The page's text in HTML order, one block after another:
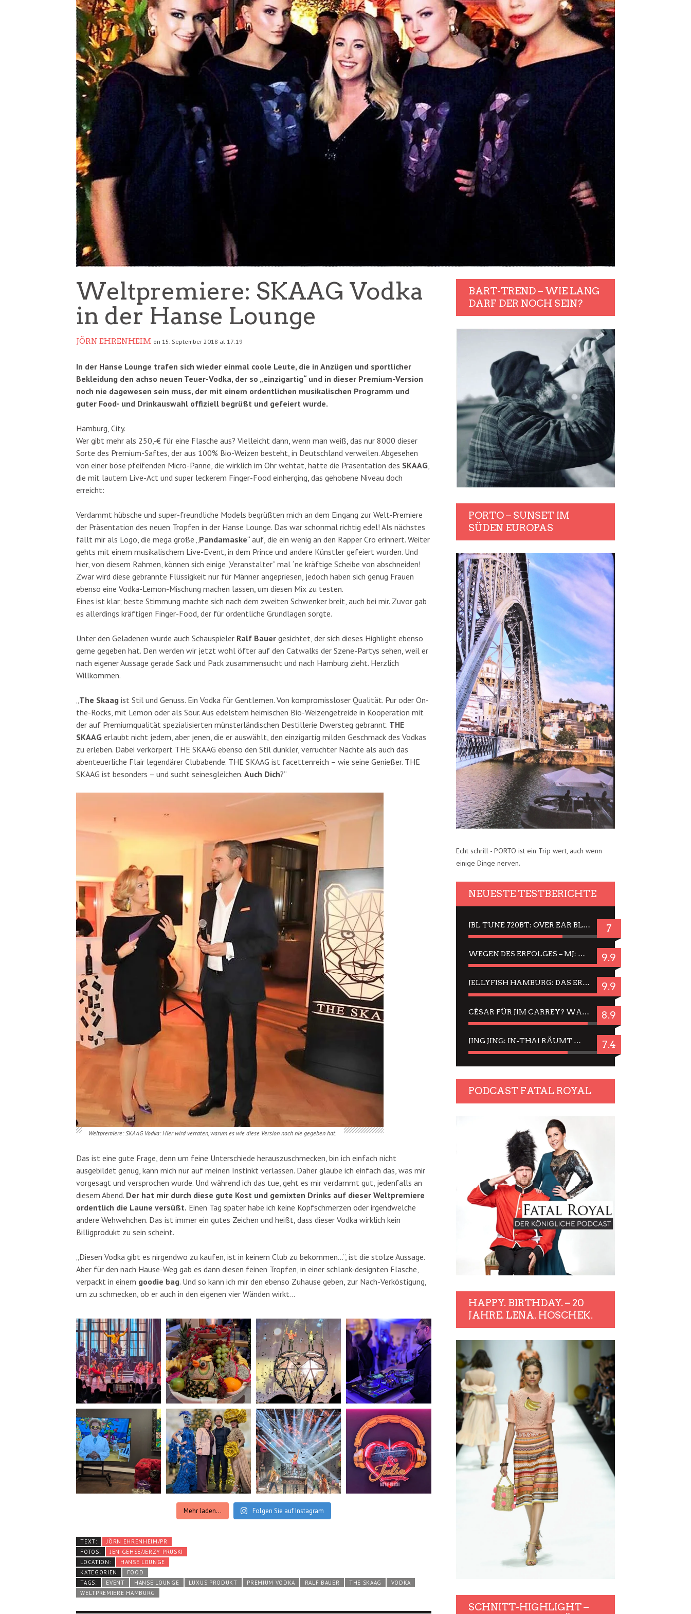
Weltpremiere: SKAAG Vodka
in der Hanse Lounge
JÖRN EHRENHEIM on 15. September 2018 at 17:19
In der Hanse Lounge trafen sich wieder einmal coole Leute, die in Anzügen und sportlicher
Bekleidung den achso neuen Teuer-Vodka, der so „einzigartig“ und in dieser Premium-Version
noch nie dagewesen sein muss, der mit einem ordentlichen musikalischen Programm und
guter Food- und Drinkauswahl offiziell begrüßt und gefeiert wurde.
Hamburg, City.
Wer gibt mehr als 250,-€ für eine Flasche aus? Vielleicht dann, wenn man weiß, das nur 8000 dieser
Sorte des Premium-Saftes, der aus 100% Bio-Weizen besteht, in Deutschland verweilen. Abgesehen
von einer böse pfeifenden Micro-Panne, die wirklich im Ohr wehtat, hatte die Präsentation des SKAAG
die mit lautem Live-Act und super leckerem Finger-Food einherging, das gehobene Niveau doch
erreicht:
Verdammt hübsche und super-freundliche Models begrüßten mich an dem Eingang zur Welt-Premiere
der Präsentation des neuen Tropfen in der Hanse Lounge. Das war schonmal richtig edel! Als nächstes
fällt mir als Logo, die mega große „ Pandamaske“ auf, die ein wenig an den Rapper Cro erinnert. Weiter
gehts mit einem musikalischem Live-Event, in dem Prince und andere Künstler gefeiert wurden. Und
hier, von diesem Rahmen, können sich einige „Veranstalter“ mal ´ne kräftige Scheibe von abschneiden!
Zwar wird diese gebrannte Flüssigkeit nur für Männer angepriesen, jedoch haben sich genug Frauen
ebenso eine Vodka-Lemon-Mischung machen lassen, um diesen Mix zu testen.
Eines ist klar; beste Stimmung machte sich nach dem zweiten Schwenker breit, auch bei mir. Zuvor gab
es allerdings kräftigen Finger-Food, der für ordentliche Grundlagen sorgte.
Unter den Geladenen wurde auch Schauspieler Ralf Bauer gesichtet, der sich dieses Highlight ebenso
gerne gegeben hat. Den werden wir jetzt wohl öfter auf den Catwalks der Szene-Partys sehen, weil er
nach eigener Aussage gerade Sack und Pack zusammensucht und nach Hamburg zieht. Herzlich
Willkommen.
The Skaag ist Stil und Genuss. Ein Vodka für Gentlemen. Von kompromissloser Qualität. Pur oder On-
the-Rocks, mit Lemon oder als Sour. Aus edelstem heimischen Bio-Weizengetreide in Kooperation mit
der auf Premiumqualität spezialisierten münsterländischen Destillerie Dwersteg gebrannt. THE
SKAAG erlaubt nicht jedem, aber jenen, die er auswählt, den einzigartig milden Geschmack des Vodkas
zu erleben. Dabei verkörpert THE SKAAG ebenso den Stil dunkler, verruchter Nächte als auch das
abenteuerliche Flair legendärer Clubabende. THE SKAAG ist facettenreich – wie seine Genießer. THE
SKAAG ist besonders – und sucht seinesgleichen. Auch Dich?“
Weltpremiere: SKAAG Vodka: Hier wird verraten, warum es wie diese Version noch nie gegeben hat.
Das ist eine gute Frage, denn um feine Unterschiede herauszuschmecken, bin ich einfach nicht
ausgebildet genug, kann mich nur auf meinen Instinkt verlassen. Daher glaube ich einfach das, was mir
vorgesagt und versprochen wurde. Und während ich das tue, geht es mir verdammt gut, jedenfalls an
diesem Abend. Der hat mir durch diese gute Kost und gemixten Drinks auf dieser Weltpremiere
ordentlich die Laune versüßt. Einen Tag später habe ich keine Kopfschmerzen oder irgendwelche
andere Wehwehchen. Das ist immer ein gutes Zeichen und heißt, dass dieser Vodka wirklich kein
Billigprodukt zu sein scheint.
„Diesen Vodka gibt es nirgendwo zu kaufen, ist in keinem Club zu bekommen…“, ist die stolze Aussage.
Aber für den nach Hause-Weg gab es dann diesen feinen Tropfen, in einer schlank-designten Flasche,
verpackt in einem goodie bag. Und so kann ich mir den ebenso Zuhause geben, zur Nach-Verköstigung,
um zu schmecken, ob er auch in den eigenen vier Wänden wirkt…
Mehr laden... Folgen Sie auf Instagram
TEXT:
JÖRN EHRENHEIM/PR
FOTOS:
JEN GEHSE/JERZY PRUSKI
LOCATION:
HANSE LOUNGE
KATEGORIEN
FOOD
TAGS:
EVENT HANSE LOUNGE LUXUS PRODUKT PREMIUM VODKA RALF BAUER THE SKAAG
VODKA
WELTPREMIERE HAMBURG
BART-TREND – WIE LANG
DARF DER NOCH SEIN?
PORTO – SUNSET IM
SÜDEN EUROPAS
Echt schrill - PORTO ist ein Trip wert, auch wenn
einige Dinge nerven.
NEUESTE TESTBERICHTE
JBL TUNE 720BT: OVER EAR BLUETOOTH KOPFHÖRER UM DIE 50,-€ IM DAUER-TEST 7
WEGEN DES ERFOLGES – MJ: MICHAEL JACKSON MUSICAL IN EINER MATINEE SEHEN 9.9
JELLYFISH HAMBURG: DAS ERFOLGREICHE SOMMER-MENÜ 2025 IN GEFÜHLEN UND BILDERN 9.9
CÉSAR FÜR JIM CARREY? WARUM DAS EINER DER NERVIGSTEN ACTORS IST UND BLEIBT 8.9
JING JING: IN-THAI RÄUMT WIEDER TITEL AB – EIN ZWEI-STUNDEN-ERLEBNISBERICHT 7.4
PODCAST FATAL ROYAL
HAPPY. BIRTHDAY. – 20
JAHRE. LENA. HOSCHEK.
SCHNITT-HIGHLIGHT –